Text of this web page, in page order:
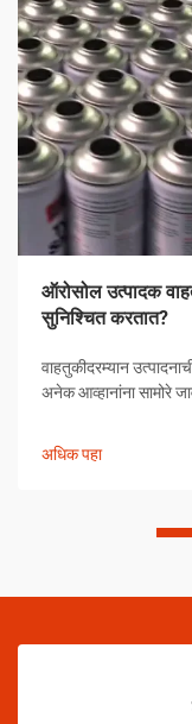
ऑरोसोल उत्पादक
सुनिश्चित करतात?
वाहतुकीदरम्यान
अनेक आव्हानांना सामोरे
उपाययोजना राबविल्या
अधिक पहा